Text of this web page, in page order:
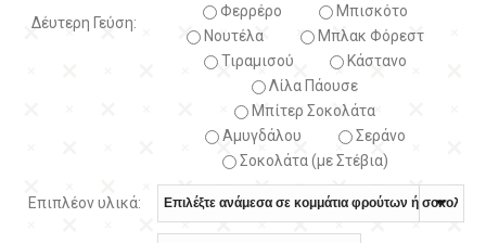
Δέυτερη Γεύση:
Φερρέρο
Μπισκότο
Νουτέλα
Μπλακ Φόρεστ
Τιραμισού
Κάστανο
Λίλα Πάουσε
Μπίτερ Σοκολάτα
Αμυγδάλου
Σεράνο
Σοκολάτα (με Στέβια)
Επιπλέον υλικά: